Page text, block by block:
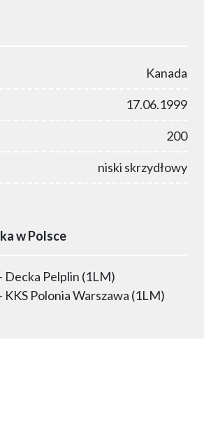
Kanada
17.06.1999
200
niski skrzydłowy
w Polsce
- Decka Pelplin (1LM)
- KKS Polonia Warszawa (1LM)